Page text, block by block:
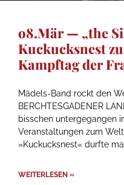
o8.Mär — „the
Kuckucksnest
Kampftag der
Mädels-Band rockt den
BERCHTESGADENER
bisschen untergegangen
Veranstaltungen zum
»Kuckucksnest« durfte
WEITERLESEN »